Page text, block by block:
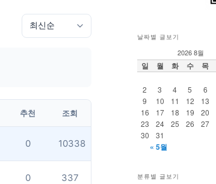
추천 조회
0 10338
0 337
날짜별 글보기
2026 8월
일 월 화 수 목
2
3 4 5 6
9
10 11 12 13
16
17 18 19 20
23
24 25 26 27
30
31
« 5월
분류별 글보기